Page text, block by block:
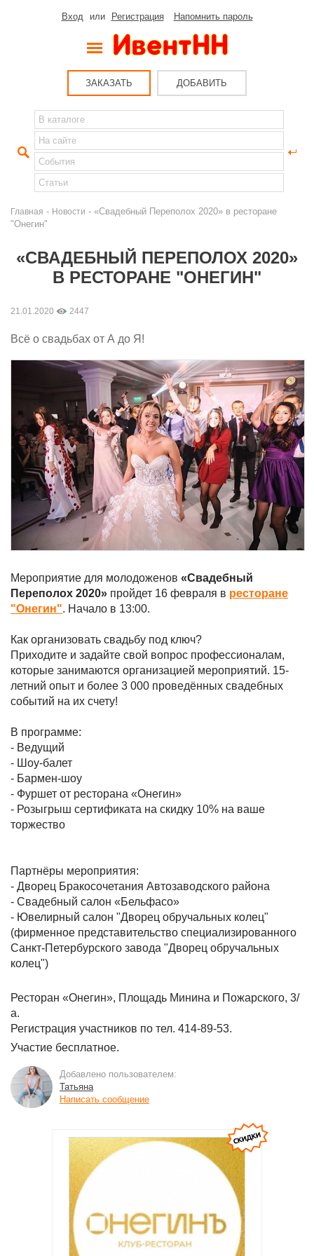
Вход или Регистрация Напомнить пароль
ЗАКАЗАТЬ ДОБАВИТЬ
Главная - Новости - «Свадебный Переполох 2020» в ресторане
"Онегин"
«СВАДЕБНЫЙ ПЕРЕПОЛОХ 2020»
В РЕСТОРАНЕ "ОНЕГИН"
21.01.2020 2447
Всё о свадьбах от А до Я!
Мероприятие для молодоженов «Свадебный
Переполох 2020» пройдет 16 февраля в ресторане
"Онегин". Начало в 13:00.
Как организовать свадьбу под ключ?
Приходите и задайте свой вопрос профессионалам,
которые занимаются организацией мероприятий. 15-
летний опыт и более 3 000 проведённых свадебных
событий на их счету!
В программе:
- Ведущий
- Шоу-балет
- Бармен-шоу
- Фуршет от ресторана «Онегин»
- Розыгрыш сертификата на скидку 10% на ваше
торжество
Партнёры мероприятия:
- Дворец Бракосочетания Автозаводского района
- Свадебный салон «Бельфасо»
- Ювелирный салон "Дворец обручальных колец"
(фирменное представительство специализированного
Санкт-Петербурского завода "Дворец обручальных
колец")
Ресторан «Онегин», Площадь Минина и Пожарского, 3/
а.
Регистрация участников по тел. 414-89-53.
Участие бесплатное.
Добавлено пользователем:
Татьяна
Написать сообщение